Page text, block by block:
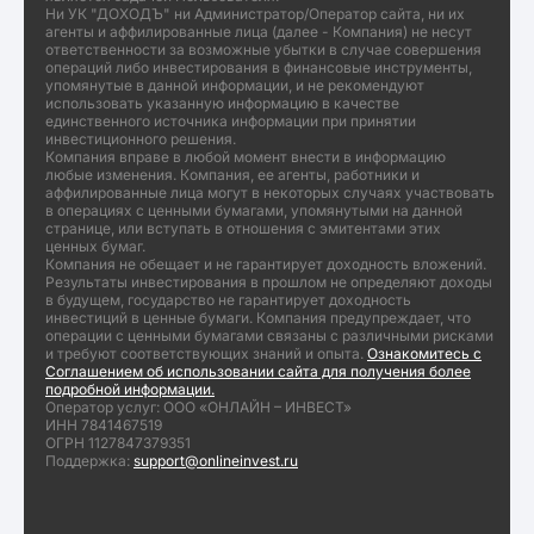
Ни УК "ДОХОДЪ" ни Администратор/Оператор сайта, ни их
агенты и аффилированные лица (далее - Компания) не несут
ответственности за возможные убытки в случае совершения
операций либо инвестирования в финансовые инструменты,
упомянутые в данной информации, и не рекомендуют
использовать указанную информацию в качестве
единственного источника информации при принятии
инвестиционного решения.
Компания вправе в любой момент внести в информацию
любые изменения. Компания, ее агенты, работники и
аффилированные лица могут в некоторых случаях участвовать
в операциях с ценными бумагами, упомянутыми на данной
странице, или вступать в отношения с эмитентами этих
ценных бумаг.
Компания не обещает и не гарантирует доходность вложений.
Результаты инвестирования в прошлом не определяют доходы
в будущем, государство не гарантирует доходность
инвестиций в ценные бумаги. Компания предупреждает, что
операции с ценными бумагами связаны с различными рисками
и требуют соответствующих знаний и опыта. Ознакомитесь с
Соглашением об использовании сайта для получения более
подробной информации.
Оператор услуг: ООО «ОНЛАЙН – ИНВЕСТ»
ИНН 7841467519
ОГРН 1127847379351
Поддержка: support@onlineinvest.ru